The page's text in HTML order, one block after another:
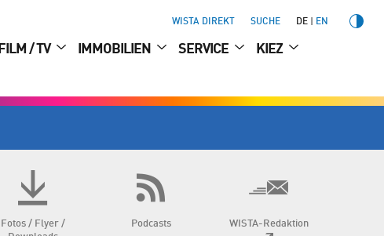
WISTA DIREKT SUCHE DE EN
FILM / TV IMMOBILIEN SERVICE KIEZ
Fotos / Flyer /
Podcasts WISTA-Redaktion